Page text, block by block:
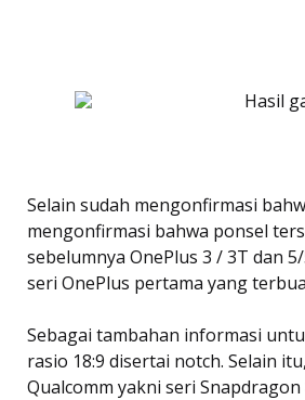
Selain sudah mengonfirmasi
mengonfirmasi bahwa ponsel
sebelumnya OnePlus 3 / 3T dan
seri OnePlus pertama yang
Sebagai tambahan informasi
rasio 18:9 disertai notch. Selain
Qualcomm yakni seri